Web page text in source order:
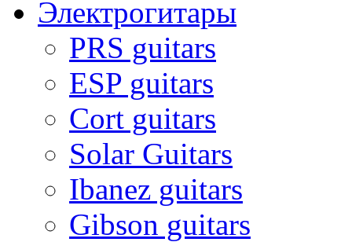
Электрогитары
PRS guitars
ESP guitars
Cort guitars
Solar Guitars
Ibanez guitars
Gibson guitars